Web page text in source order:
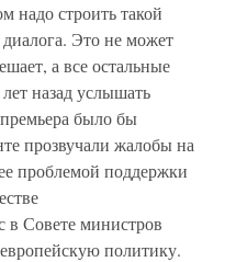
надо строить такой
Это не может
а все остальные
назад услышать
было бы
прозвучали жалобы на
проблемой поддержки
в Совете министров
политику.